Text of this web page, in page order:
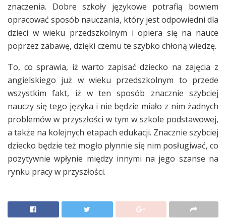
znaczenia. Dobre szkoły językowe potrafią bowiem
opracować sposób nauczania, który jest odpowiedni dla
dzieci w wieku przedszkolnym i opiera się na nauce
poprzez zabawę, dzięki czemu te szybko chłoną wiedzę.
To, co sprawia, iż warto zapisać dziecko na zajęcia z
angielskiego już w wieku przedszkolnym to przede
wszystkim fakt, iż w ten sposób znacznie szybciej
nauczy się tego języka i nie będzie miało z nim żadnych
problemów w przyszłości w tym w szkole podstawowej,
a także na kolejnych etapach edukacji. Znacznie szybciej
dziecko będzie też mogło płynnie się nim posługiwać, co
pozytywnie wpłynie między innymi na jego szanse na
rynku pracy w przyszłości.